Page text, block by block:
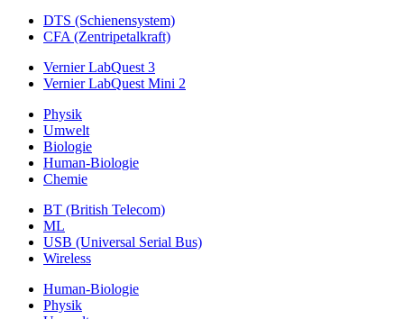
DTS (Schienensystem)
CFA (Zentripetalkraft)
Vernier LabQuest 3
Vernier LabQuest Mini 2
Physik
Umwelt
Biologie
Human-Biologie
Chemie
BT (British Telecom)
ML
USB (Universal Serial Bus)
Wireless
Human-Biologie
Physik